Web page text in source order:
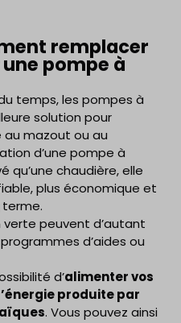
remplacer
pompe à
temps, les pompes à
solution pour
mazout ou au
d’une pompe à
qu’une chaudière, elle
plus économique et
terme.
peuvent d’autant
d’aides ou
d’alimenter vos
produite par
. Vous pouvez ainsi